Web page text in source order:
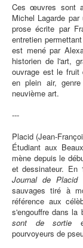
Ces œuvres sont
Michel Lagarde
prose écrite par
entretien
est mené par
historien de l'art,
ouvrage est le fruit
en plein air,
neuvième art.
---
Placid (Jean-
Étudiant aux
mène depuis le
et dessinateur. En
Journal de Placid
sauvages tiré à
référence aux
s'engouffre dans la
sont de sortie
pourvoyeurs de